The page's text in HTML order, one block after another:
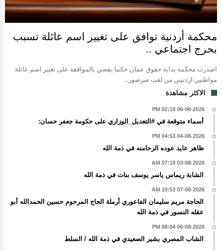
محكمة أردنية توافق على تغيير اسم عائلة تسبب
بحرج اجتماعي ..
اصدرت محكمة بداية حقوق عمان حكما يقضي بالموافقة على تغيير اسم عائلة
مواطنين اردنيين من لقب صرصور...
الاكثر مشاهدة
06-08-2026 02:18 PM
أسماء متوقعة في #التعديل_الوزاري على حكومة جعفر حسان:
04-08-2026 04:53 PM
ظاهر عايد عوده الرحامنه في ذمة الله
03-08-2026 07:18 AM
الشابة ريماس ياسر يوسف بنات في ذمة الله
07-08-2026 10:53 AM
الحاجة مريم سليمان الفاعوري أرملة الحاج المرحوم حسين الحمدالله أبو
عقله النسور في ذمة الله
06-08-2026 08:04 PM
الشاب المصري بشير الصعيدي في ذمة الله / السلط